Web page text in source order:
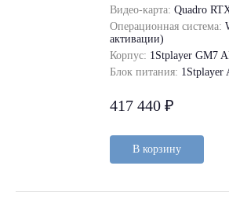
Видео-карта: Quadro
Операционная система:
активации)
Корпус: 1Stplayer GM7
Блок питания: 1Stplayer
417 440 ₽
В корзину